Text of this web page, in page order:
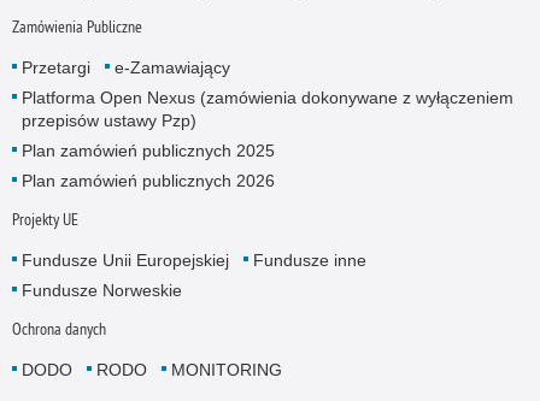
Zamówienia Publiczne
Przetargi
e-Zamawiający
Platforma Open Nexus (zamówienia dokonywane z wyłączeniem
przepisów ustawy Pzp)
Plan zamówień publicznych 2025
Plan zamówień publicznych 2026
Projekty UE
Fundusze Unii Europejskiej
Fundusze inne
Fundusze Norweskie
Ochrona danych
DODO RODO MONITORING